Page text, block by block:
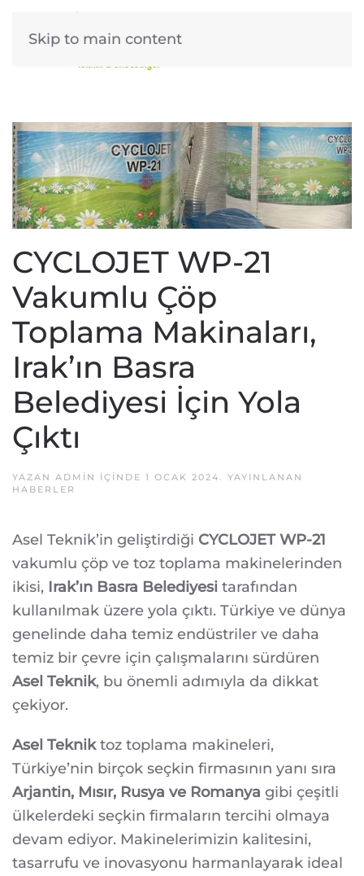
Skip to main content
CYCLOJET WP-21
Vakumlu Çöp
Toplama Makinaları,
Irak’ın Basra
Belediyesi İçin Yola
Çıktı
YAZAN ADMIN IÇINDE 1 OCAK 2024
. YAYINLANAN
HABERLER
Asel Teknik’in geliştirdiği CYCLOJET WP-21
vakumlu çöp ve toz toplama makinelerinden
ikisi, Irak’ın Basra Belediyesi tarafından
kullanılmak üzere yola çıktı. Türkiye ve dünya
genelinde daha temiz endüstriler ve daha
temiz bir çevre için çalışmalarını sürdüren
Asel Teknik, bu önemli adımıyla da dikkat
çekiyor.
Asel Tekniktoz toplama makineleri,
Türkiye’nin birçok seçkin firmasının yanı sıra
Arjantin, Mısır, Rusya ve Romanya gibi çeşitli
ülkelerdeki seçkin firmaların tercihi olmaya
devam ediyor. Makinelerimizin kalitesini,
tasarrufu ve inovasyonu harmanlayarak ideal